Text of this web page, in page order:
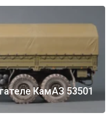
КамАЗ 53501